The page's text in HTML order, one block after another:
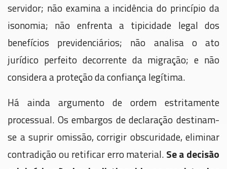
servidor; não examina a incidência do princípio da
isonomia; não enfrenta a tipicidade legal dos
benefícios previdenciários; não analisa o ato
jurídico perfeito decorrente da migração; e não
considera a proteção da confiança legítima.
Há ainda argumento de ordem estritamente
processual. Os embargos de declaração destinam-
se a suprir omissão, corrigir obscuridade, eliminar
contradição ou retificar erro material. Se a decisão